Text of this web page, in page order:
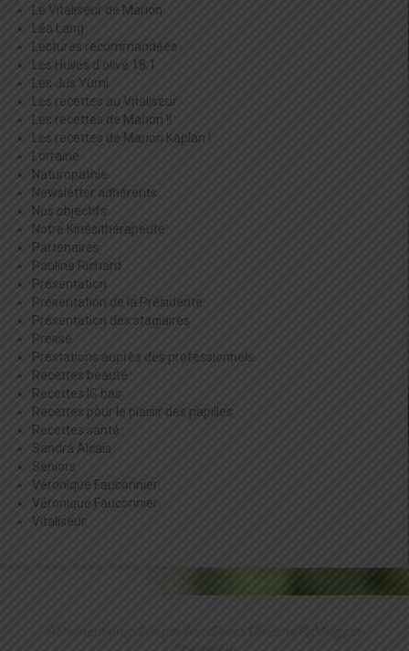
Le Vitaliseur de Marion
Léa Lang
Lectures recommandées
Les Huiles d'olive 18:1
Les Jus Yumi
Les recettes au Vitaliseur
Les recettes de Marion !!
Les recettes de Marion Kaplan !
Lorraine
Naturopathie
Newsletter adhérents
Nos objectifs
Notre Kinésithérapeute
Partenaires
Pauline Richard
Présentation
Présentation de la Présidente
Présentation des stagiaires
Presse
Prestations auprès des professionnels
Recettes beauté
Recettes IG bas
Recettes pour le plaisir des papilles
Recettes santé
Sandra Alcais
Seniors
Véronique Fauconnier
Véronique Fauconnier
Vitaliseur